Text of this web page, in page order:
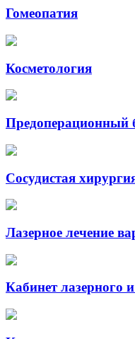
Гомеопатия
Косметология
Предоперационный
Сосудистая
Лазерное лечение
Кабинет лазерного